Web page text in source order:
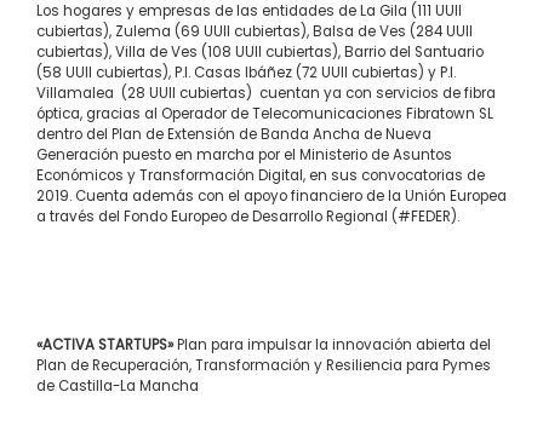
Los hogares y empresas de las entidades de La Gila (111 UUII
cubiertas), Zulema (69 UUII cubiertas), Balsa de Ves (284 UUII
cubiertas), Villa de Ves (108 UUII cubiertas), Barrio del Santuario
(58 UUII cubiertas), P.I. Casas Ibáñez (72 UUII cubiertas) y P.I.
Villamalea (28 UUII cubiertas) cuentan ya con servicios de fibra
óptica, gracias al Operador de Telecomunicaciones Fibratown SL
dentro del Plan de Extensión de Banda Ancha de Nueva
Generación puesto en marcha por el Ministerio de Asuntos
Económicos y Transformación Digital, en sus convocatorias de
2019. Cuenta además con el apoyo financiero de la Unión Europea
a través del Fondo Europeo de Desarrollo Regional (#FEDER).
«ACTIVA STARTUPS»Plan para impulsar la innovación abierta del
Plan de Recuperación, Transformación y Resiliencia para Pymes
de Castilla-La Mancha